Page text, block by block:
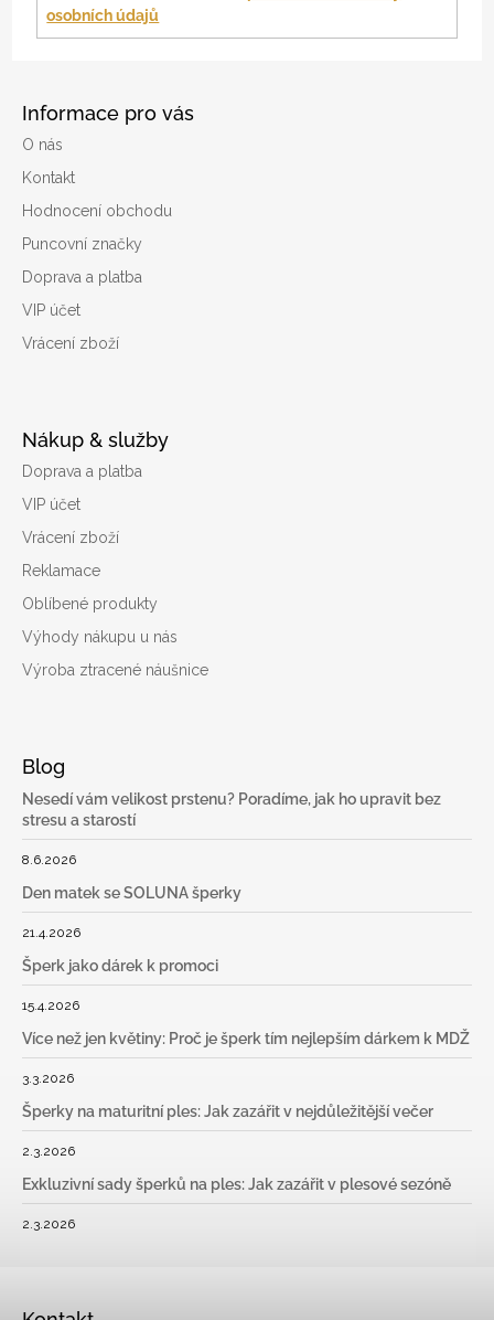
Informace pro vás
O nás
Kontakt
Hodnocení obchodu
Puncovní značky
Doprava a platba
VIP účet
Vrácení zboží
Nákup & služby
Doprava a platba
VIP účet
Vrácení zboží
Reklamace
Oblíbené produkty
Výhody nákupu u nás
Výroba ztracené náušnice
Blog
Nesedí vám velikost prstenu? Poradíme, jak ho upravit bez
stresu a starostí
8.6.2026
Den matek se SOLUNA šperky
21.4.2026
Šperk jako dárek k promoci
15.4.2026
Více než jen květiny: Proč je šperk tím nejlepším dárkem k MDŽ
3.3.2026
Šperky na maturitní ples: Jak zazářit v nejdůležitější večer
2.3.2026
Exkluzivní sady šperků na ples: Jak zazářit v plesové sezóně
2.3.2026
osobních údajů